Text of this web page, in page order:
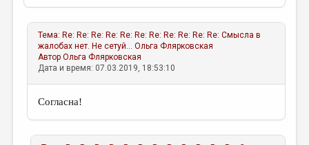
Тема: Re: Re: Re: Re: Re: Re: Re: Re: Re: Re: Re: Смысла в
жалобах нет. Не сетуй... Ольга Флярковская
АвторОльга Флярковская
Дата и время: 07.03.2019, 18:53:10
Согласна!